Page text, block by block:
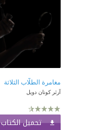
مغامرة الطلَّاب الثلاثة
آرثر كونان دويل
تحميل الكتاب